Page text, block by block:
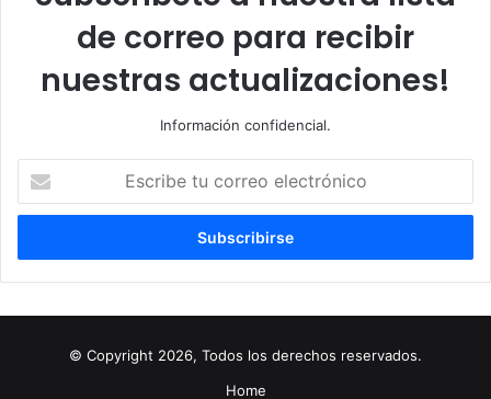
de correo para recibir
nuestras actualizaciones!
Información confidencial.
correo
© Copyright 2026, Todos los derechos reservados.
Home